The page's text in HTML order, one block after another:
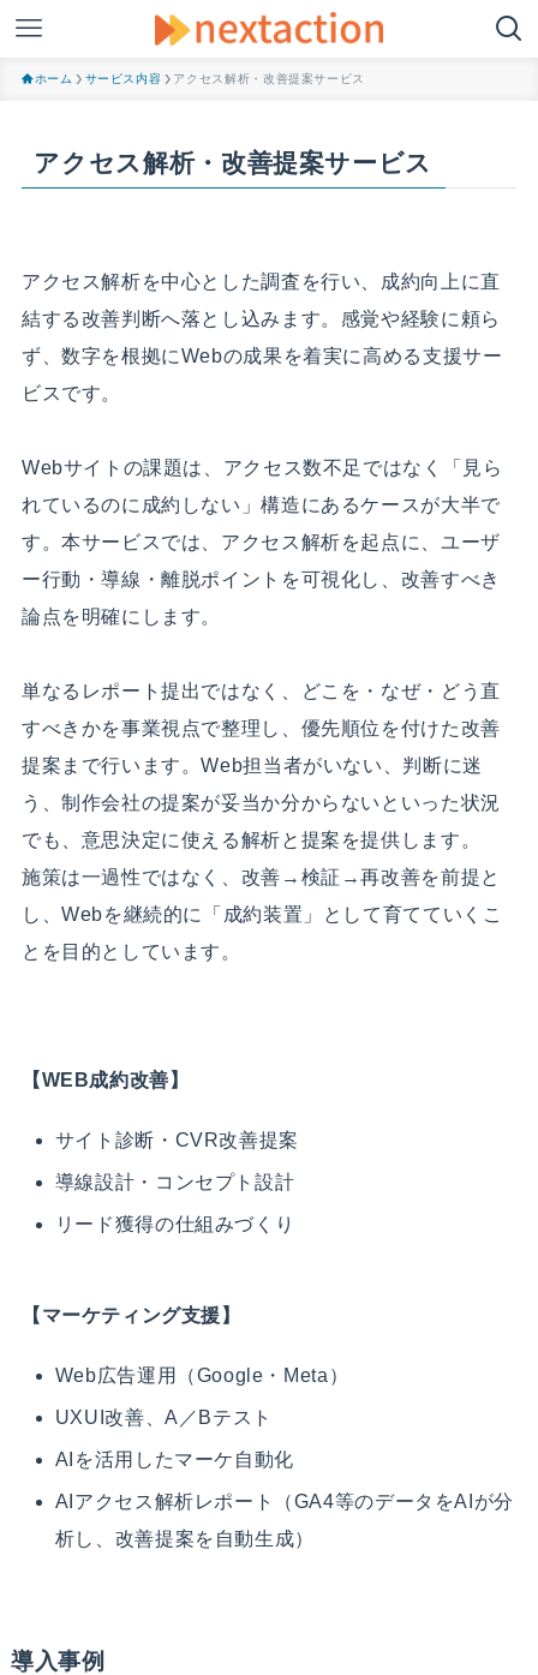
ホーム サービス内容 アクセス解析・改善提案サービス
アクセス解析・改善提案サービス
アクセス解析を中心とした調査を行い、成約向上に直
結する改善判断へ落とし込みます。感覚や経験に頼ら
ず、数字を根拠にWebの成果を着実に高める支援サー
ビスです。
Webサイトの課題は、アクセス数不足ではなく「見ら
れているのに成約しない」構造にあるケースが大半で
す。本サービスでは、アクセス解析を起点に、ユーザ
ー行動・導線・離脱ポイントを可視化し、改善すべき
論点を明確にします。
単なるレポート提出ではなく、どこを・なぜ・どう直
すべきかを事業視点で整理し、優先順位を付けた改善
提案まで行います。Web担当者がいない、判断に迷
う、制作会社の提案が妥当か分からないといった状況
でも、意思決定に使える解析と提案を提供します。
施策は一過性ではなく、改善→検証→再改善を前提と
し、Webを継続的に「成約装置」として育てていくこ
とを目的としています。
【WEB成約改善】
サイト診断・CVR改善提案
導線設計・コンセプト設計
リード獲得の仕組みづくり
【マーケティング支援】
Web広告運用（Google・Meta）
UXUI改善、A／Bテスト
AIを活用したマーケ自動化
AIアクセス解析レポート（GA4等のデータをAIが分
析し、改善提案を自動生成）
導入事例